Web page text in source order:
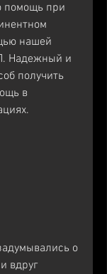
помощь при
нашей
Надежный и
получить
в
о
вдруг